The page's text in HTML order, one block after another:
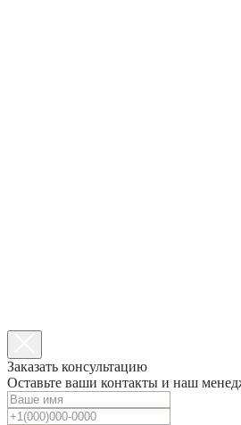
Заказать консультацию
Оставьте ваши контакты и наш